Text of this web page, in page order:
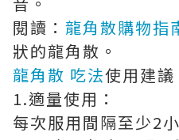
閱讀： 龍角散購物指
狀的龍角散。
龍角散 吃法使用建議
1.適量使用：
每次服用間隔至少2